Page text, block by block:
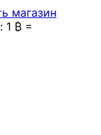
магазин
1 ₿ =